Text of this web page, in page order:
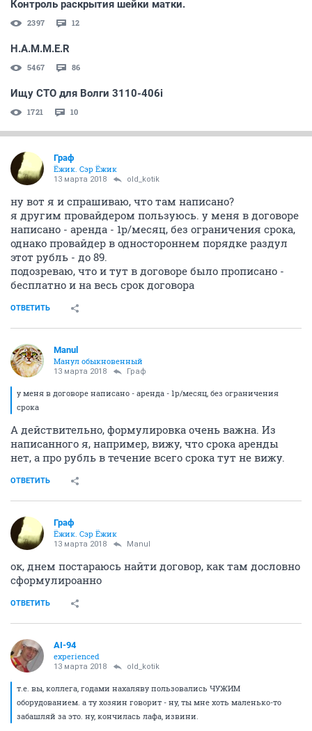
Контроль раскрытия шейки матки.
2397 12
H.A.M.M.E.R
5467 86
Ищу СТО для Волги 3110-406i
1721 10
Граф
Ёжик. Сэр Ёжик
13 марта 2018 old_kotik
ну вот я и спрашиваю, что там написано?
я другим провайдером пользуюсь. у меня в договоре
написано - аренда - 1р/месяц, без ограничения срока,
однако провайдер в одностороннем порядке раздул
этот рубль - до 89.
подозреваю, что и тут в договоре было прописано -
бесплатно и на весь срок договора
ОТВЕТИТЬ
Manul
Манул обыкновенный
13 марта 2018 Граф
у меня в договоре написано - аренда - 1р/месяц, без ограничения
срока
А действительно, формулировка очень важна. Из
написанного я, например, вижу, что срока аренды
нет, а про рубль в течение всего срока тут не вижу.
ОТВЕТИТЬ
Граф
Ёжик. Сэр Ёжик
13 марта 2018 Manul
ок, днем постараюсь найти договор, как там дословно
сформулироанно
ОТВЕТИТЬ
AI-94
experienced
13 марта 2018 old_kotik
т.е. вы, коллега, годами нахаляву пользовались ЧУЖИМ
оборудованием. а ту хозяин говорит - ну, ты мне хоть маленько-то
забашляй за это. ну, кончилась лафа, извини.